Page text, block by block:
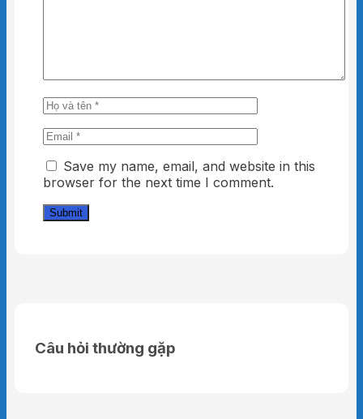
Save my name, email, and website in this
browser for the next time I comment.
Câu hỏi thường gặp